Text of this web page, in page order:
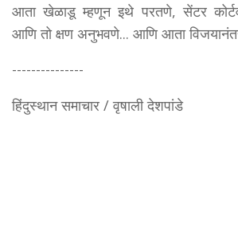
आता खेळाडू म्हणून इथे परतणे, सेंटर
आणि तो क्षण अनुभवणे... आणि आता
---------------
हिंदुस्थान समाचार / वृषाली देशपांडे